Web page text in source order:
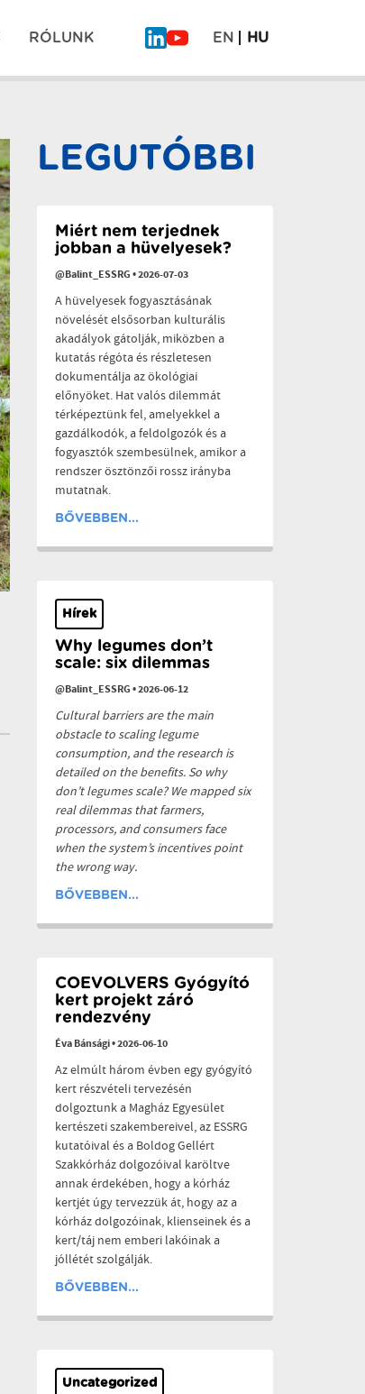
RÓLUNK EN HU
LEGUTÓBBI
Miért nem terjednek
jobban a hüvelyesek?
@Balint_ESSRG•2026-07-03
A hüvelyesek fogyasztásának
növelését elsősorban kulturális
akadályok gátolják, miközben a
kutatás régóta és részletesen
dokumentálja az ökológiai
előnyöket. Hat valós dilemmát
térképeztünk fel, amelyekkel a
gazdálkodók, a feldolgozók és a
fogyasztók szembesülnek, amikor a
rendszer ösztönzői rossz irányba
mutatnak.
BŐVEBBEN...
Hírek
Why legumes don’t
scale: six dilemmas
@Balint_ESSRG•2026-06-12
Cultural barriers are the main
obstacle to scaling legume
consumption, and the research is
detailed on the benefits. So why
don’t legumes scale? We mapped six
real dilemmas that farmers,
processors, and consumers face
when the system’s incentives point
the wrong way.
BŐVEBBEN...
COEVOLVERS Gyógyító
kert projekt záró
rendezvény
Éva Bánsági•2026-06-10
Az elmúlt három évben egy gyógyító
kert részvételi tervezésén
dolgoztunk a Magház Egyesület
kertészeti szakembereivel, az ESSRG
kutatóival és a Boldog Gellért
Szakkórház dolgozóival karöltve
annak érdekében, hogy a kórház
kertjét úgy tervezzük át, hogy az a
kórház dolgozóinak, klienseinek és a
kert/táj nem emberi lakóinak a
jóllétét szolgálják.
BŐVEBBEN...
Uncategorized